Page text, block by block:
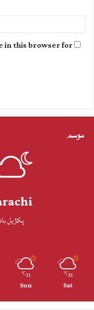
in this browser for
موسم
پکڙيل
31
℃
Sat
31
℃
Sun